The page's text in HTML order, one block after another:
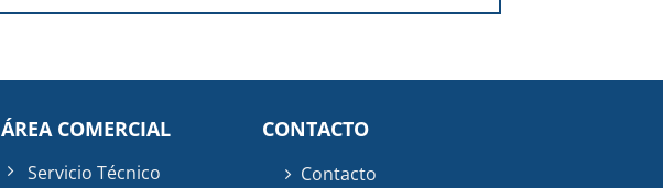
ÁREA COMERCIAL
Servicio Técnico
CONTACTO
Contacto